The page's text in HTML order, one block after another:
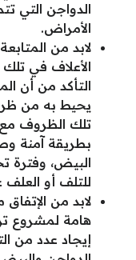
الدواجن التي
الأمراض.
لابد من
الأعلاف في
التأكد من أن
يحيط به من
تلك الظروف مع
بطريقة آمنة
البيض، وفترة
للتلف أو
لابد من
هامة لمشروع
إيجاد عدد من